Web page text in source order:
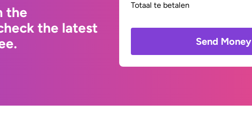
the
the latest
Totaal te betalen
Send Money